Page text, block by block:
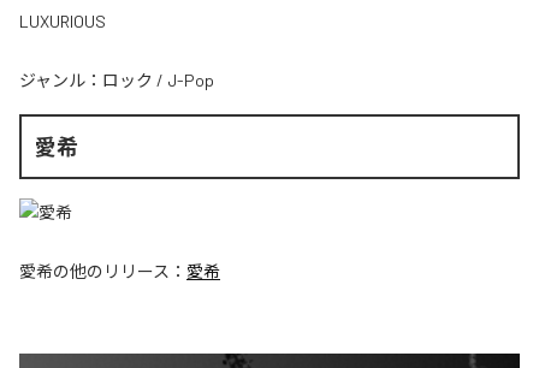
LUXURIOUS
ジャンル： ロック / J-Pop
愛希
愛希の他のリリース： 愛希